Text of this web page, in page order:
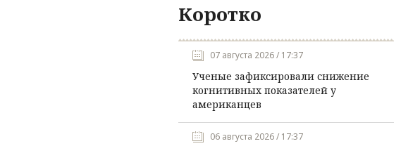
Коротко
07 августа 2026 / 17:37
Ученые зафиксировали снижение
когнитивных показателей у
американцев
06 августа 2026 / 17:37